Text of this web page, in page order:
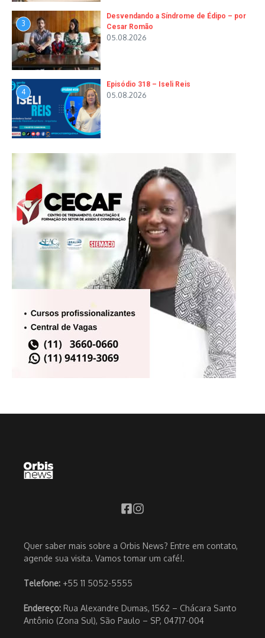
3
Desvendando a Síndrome de Édipo – por
Cesar Romão
05.08.2026
4
Episódio 318 – Iseli Reis
05.08.2026
Quer saber mais sobre a Orbis News? Entre em contato,
agende sua visita. Vamos tomar um café!.
Telefone: +55 11 5052-5555
Endereço: Rua Alexandre Dumas, 1562 – Chácara Santo
Antônio (Zona Sul), São Paulo – SP, 04717-004